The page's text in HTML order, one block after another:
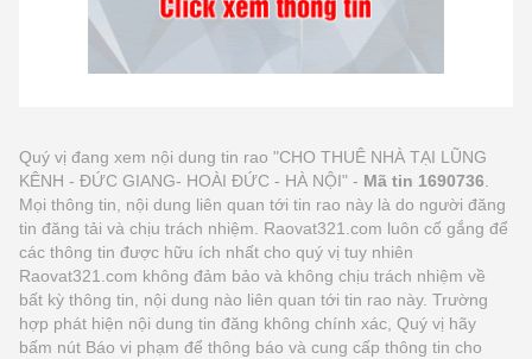
Quý vị đang xem nội dung tin rao "CHO THUÊ NHÀ TẠI LŨNG
KÊNH - ĐỨC GIANG- HOÀI ĐỨC - HÀ NỘI" - Mã tin 1690736
Mọi thông tin, nội dung liên quan tới tin rao này là do người đăng
tin đăng tải và chịu trách nhiệm. Raovat321.com luôn cố gắng để
các thông tin được hữu ích nhất cho quý vị tuy nhiên
Raovat321.com không đảm bảo và không chịu trách nhiệm về
bất kỳ thông tin, nội dung nào liên quan tới tin rao này. Trường
hợp phát hiện nội dung tin đăng không chính xác, Quý vị hãy
bấm nút Báo vi phạm để thông báo và cung cấp thông tin cho